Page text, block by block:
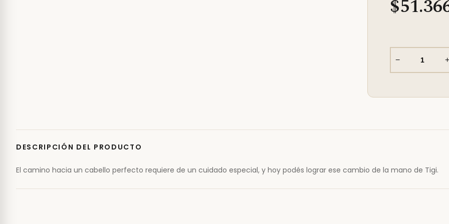
− +
DESCRIPCIÓN DEL PRODUCTO
El camino hacia un cabello perfecto requiere de un cuidado especial, y hoy podés lograr ese cambio de la mano de Tigi.